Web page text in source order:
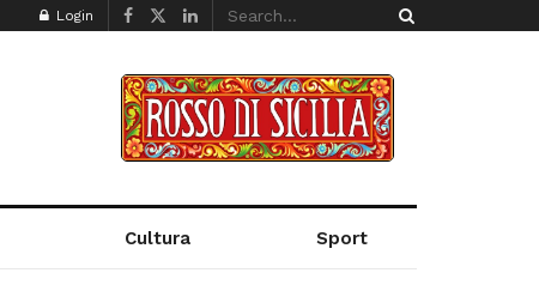
Login
Cultura Sport